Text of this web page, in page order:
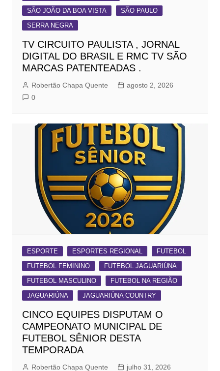
SÃO JOÃO DA BOA VISTA
SÃO PAULO
SERRA NEGRA
TV CIRCUITO PAULISTA , JORNAL
DIGITAL DO BRASIL E RMC TV SÃO
MARCAS PATENTEADAS .
Robertão Chapa Quente
agosto 2, 2026
0
ESPORTE ESPORTES REGIONAL
FUTEBOL
FUTEBOL FEMININO
FUTEBOL JAGUARIÚNA
FUTEBOL MASCULINO
FUTEBOL NA REGIÃO
JAGUARIÚNA
JAGUARIÚNA COUNTRY
CINCO EQUIPES DISPUTAM O
CAMPEONATO MUNICIPAL DE
FUTEBOL SÊNIOR DESTA
TEMPORADA
Robertão Chapa Quente julho 31, 2026